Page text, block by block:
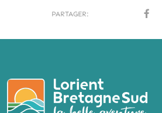
PARTAGER:
BOO